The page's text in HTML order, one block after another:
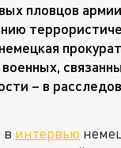
пловцов
– в
в интервью